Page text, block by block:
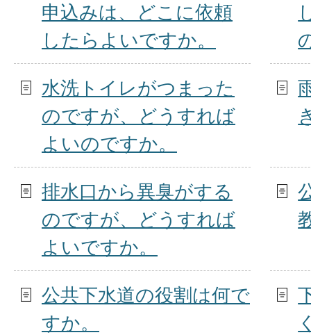
申込みは、どこに依頼
したらよいですか。
水洗トイレがつまった
のですが、どうすれば
よいのですか。
排水口から異臭がする
のですが、どうすれば
よいですか。
公共下水道の役割は何で
すか。